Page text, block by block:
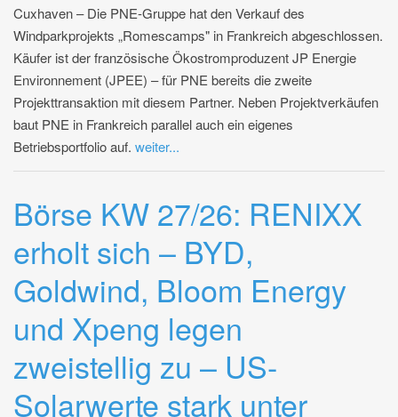
Cuxhaven – Die PNE-Gruppe hat den Verkauf des
Windparkprojekts „Romescamps" in Frankreich abgeschlossen.
Käufer ist der französische Ökostromproduzent JP Energie
Environnement (JPEE) – für PNE bereits die zweite
Projekttransaktion mit diesem Partner. Neben Projektverkäufen
baut PNE in Frankreich parallel auch ein eigenes
Betriebsportfolio auf. weiter...
Börse KW 27/26: RENIXX
erholt sich – BYD,
Goldwind, Bloom Energy
und Xpeng legen
zweistellig zu – US-
Solarwerte stark unter